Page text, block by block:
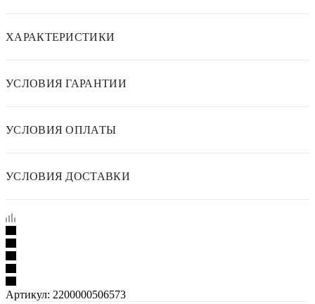
ХАРАКТЕРИСТИКИ
УСЛОВИЯ ГАРАНТИИ
УСЛОВИЯ ОПЛАТЫ
УСЛОВИЯ ДОСТАВКИ
Артикул: 2200000506573